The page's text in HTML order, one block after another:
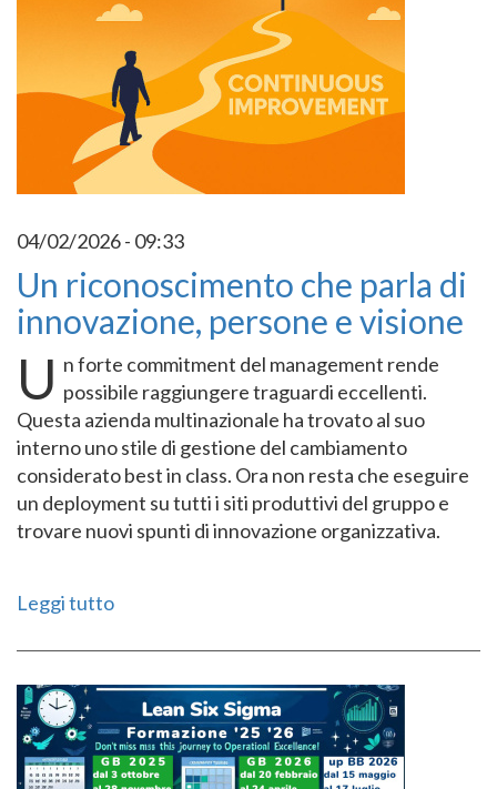
04/02/2026 - 09:33
Un riconoscimento che parla di
innovazione, persone e visione
U n forte commitment del management rende
possibile raggiungere traguardi eccellenti.
Questa azienda multinazionale ha trovato al suo
interno uno stile di gestione del cambiamento
considerato best in class. Ora non resta che eseguire
un deployment su tutti i siti produttivi del gruppo e
trovare nuovi spunti di innovazione organizzativa.
Leggi tutto